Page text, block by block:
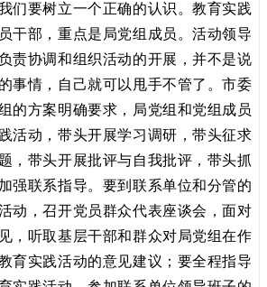
们要树立一个正确的认识。教育实践
干部，重点是局党组成员。活动领导
责协调和组织活动的开展，并不是说
事情，自己就可以甩手不管了。市委
的方案明确要求，局党组和党组成员
活动，带头开展学习调研，带头征求
，带头开展批评与自我批评，带头抓
强联系指导。要到联系单位和分管的
动，召开党员群众代表座谈会，面对
，听取基层干部和群众对局党组在作
育实践活动的意见建议；要全程指导